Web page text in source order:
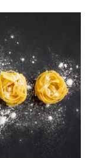
Fonds
€* p.P.